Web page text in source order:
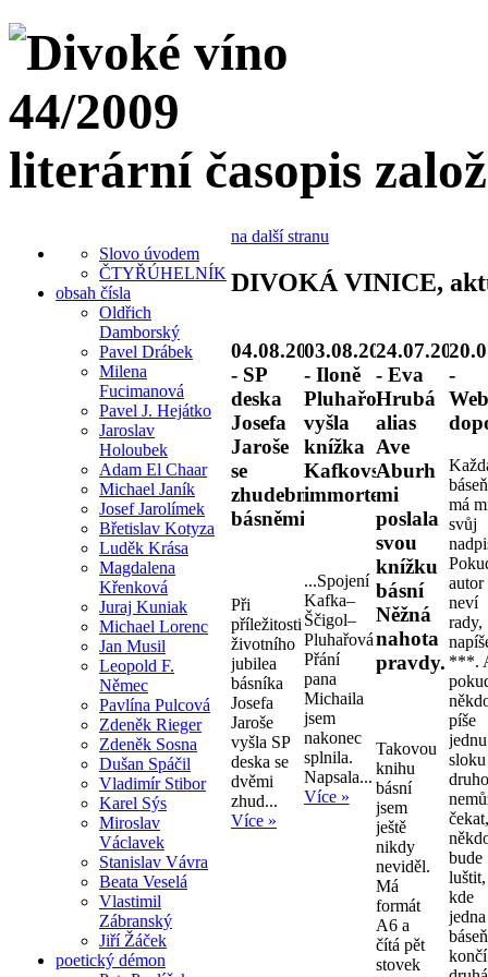
literární časopis
Slovo úvodem
ČTYŘÚHELNÍK
obsah čísla
Oldřich
Damborský
Pavel Drábek
Milena
Fucimanová
Pavel J. Hejátko
Jaroslav
Holoubek
Adam El Chaar
Michael Janík
Josef Jarolímek
Břetislav Kotyza
Luděk Krása
Magdalena
Křenková
Juraj Kuniak
Michael Lorenc
Jan Musil
Leopold F.
Němec
Pavlína Pulcová
Zdeněk Rieger
Zdeněk Sosna
Dušan Spáčil
Vladimír Stibor
Karel Sýs
Miroslav
Václavek
Stanislav Vávra
Beata Veselá
Vlastimil
Zábranský
Jiří Žáček
poetický démon
na další stranu
DIVOKÁ VINICE,
04.08.2026
- SP
deska
Josefa
Jaroše
se
zhudebněnými
básněmi
Při
příležitosti
životního
jubilea
básníka
Josefa
Jaroše
vyšla SP
deska se
dvěmi
zhud...
Více »
03.08.2026
- Iloně
Pluhařové
vyšla
knížka
Kafkovské
immortelly.
...Spojení
Kafka–
Ščigol–
Pluhařová
Přání
pana
Michaila
jsem
nakonec
splnila.
Napsala...
Více »
24.07.2026
- Eva
Hrubá
alias
Ave
Aburh
mi
poslala
svou
knížku
básní
Něžná
nahota
pravdy.
Takovou
knihu
básní
jsem
ještě
nikdy
neviděl.
Má
formát
A6 a
čítá pět
stovek
-
báseň
má
svůj
autor
neví
rady,
***.
píše
jednu
sloku
bude
luštit,
kde
jedna
báseň